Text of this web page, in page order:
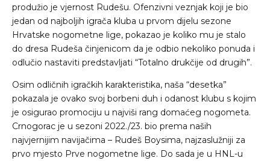
produžio je vjernost Rudešu. Ofenzivni veznjak koji je bio
jedan od najboljih igrača kluba u prvom dijelu sezone
Hrvatske nogometne lige, pokazao je koliko mu je stalo
do dresa Rudeša činjenicom da je odbio nekoliko ponuda i
odlučio nastaviti predstavljati “Totalno drukčije od drugih”.
Osim odličnih igračkih karakteristika, naša “desetka”
pokazala je ovako svoj borbeni duh i odanost klubu s kojim
je osigurao promociju u najviši rang domaćeg nogometa.
Crnogorac je u sezoni 2022./23. bio prema naših
najvjernijim navijačima – Rudeš Boysima, najzaslužniji za
prvo mjesto Prve nogometne lige. Do sada je u HNL-u